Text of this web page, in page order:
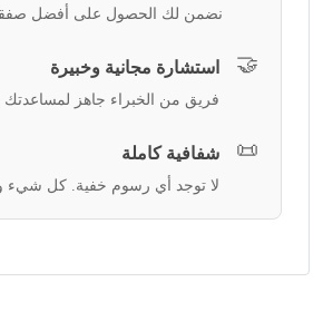
نضمن لك الحصول على أفضل
🤝 استشارة مجانية وخبيرة
فريق من الخبراء جاهز
📜 شفافية كاملة
لا توجد أي رسوم خفية. كل شيء